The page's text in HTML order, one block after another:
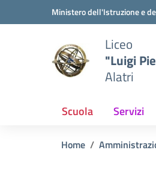
Vai ai contenuti
Vai al menu di navigazione
Ministero dell'Istruzione e
Liceo
"Luigi
Alatri
Scuola Servizi
Home